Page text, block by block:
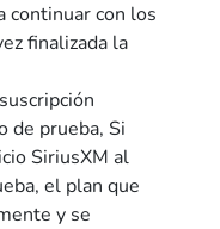
continuar con los
finalizada la
de prueba, Si
SiriusXM al
el plan que
y se